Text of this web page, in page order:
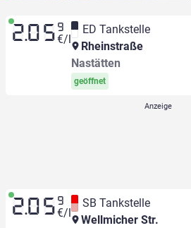
2.05 9
€/l
ED Tankstelle
Rheinstraße
Nastätten
geöffnet
2.05 9
€/l
SB Tankstelle
Wellmicher Str.